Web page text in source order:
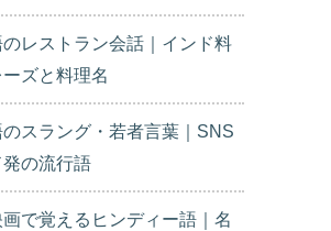
のレストラン会話｜インド料
ズと料理名
のスラング・若者言葉｜SNS
の流行語
で覚えるヒンディー語｜名